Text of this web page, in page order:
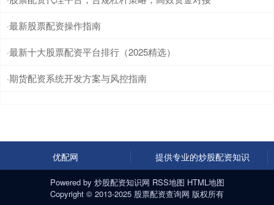
·最新股票配资操作指南
·最新十大股票配资平台排行（2025精选）
·期货配资系统开发方案与风控指南
优配网 提供专业的炒股配资知识
Powered by 炒股配资知识网 RSS地图 HTML地图
Copyright © 2013-2025 股票配资查询网 版权所有